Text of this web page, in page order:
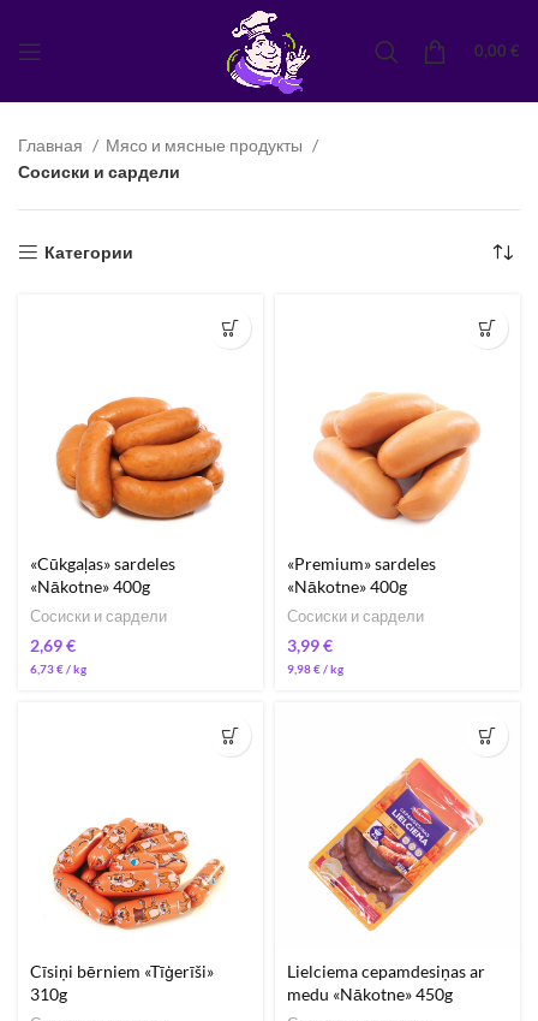
0,00 €
Главная
Мясо и мясные продукты
Сосиски и сардели
Категории
«Cūkgaļas» sardeles
«Nākotne» 400g
Сосиски и сардели
€
6,73€/
«Premium» sardeles
«Nākotne» 400g
Сосиски и сардели
€
9,98€/
Cīsiņi bērniem «Tīģerīši»
310g
Lielciema cepamdesiņas ar
medu «Nākotne» 450g